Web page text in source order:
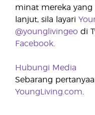
minat mereka
lanjut, sila layari
@younglivingeo di
Facebook
Hubungi Media
Sebarang
YoungLiving.com